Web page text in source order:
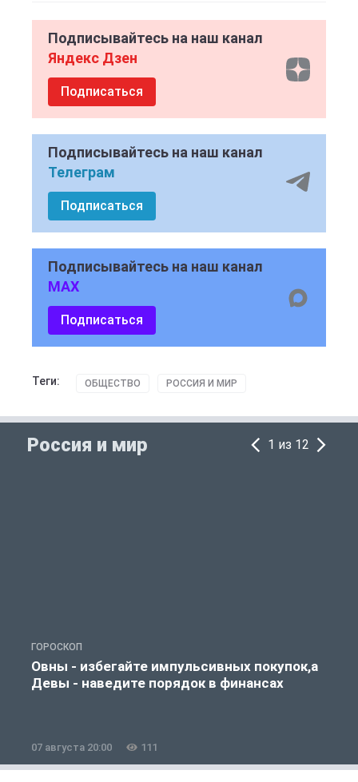
Подписывайтесь на наш канал
Яндекс Дзен
Подписаться
Подписывайтесь на наш канал
Телеграм
Подписаться
Подписывайтесь на наш канал
MAX
Подписаться
Теги: ОБЩЕСТВО РОССИЯ И МИР
Россия и мир 1 из 12
ГОРОСКОП
Овны - избегайте импульсивных покупок,а
Девы - наведите порядок в финансах
07 августа 20:00 111